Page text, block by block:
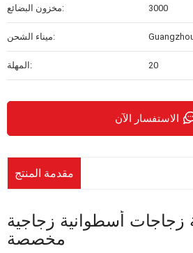
مخزون البضائع: 3000
ميناء الشحن:
المهلة: 20
الاستفسار الآن
مقدمة المنتج
أسطوانية زجاجية
مخصصة